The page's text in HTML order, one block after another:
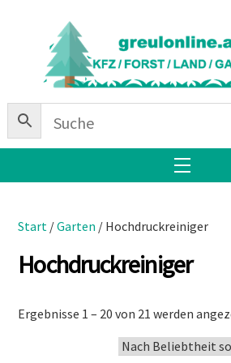
Menu
Start /Garten / Hochdruckreiniger
Hochdruckreiniger
Ergebnisse 1 – 20 von 21 werden
To
Top